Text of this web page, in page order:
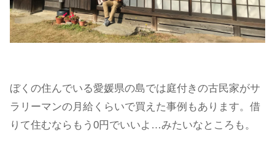
ぼくの住んでいる愛媛県の島では庭付きの古民家がサ
ラリーマンの月給くらいで買えた事例もあります。借
りて住むならもう0円でいいよ…みたいなところも。